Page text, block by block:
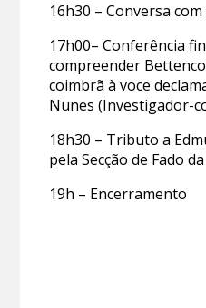
16h30 – Conversa
17h00– Conferência
compreender
coimbrã à voce
Nunes (Investigador-
18h30 – Tributo a
pela Secção de Fado da
19h – Encerramento